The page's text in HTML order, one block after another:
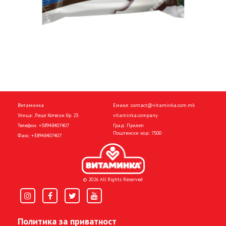
Витаминка
Улица: Леце Котески бр. 23
Телефон: +38948407407
Факс: +38948407407
Емаил: contact@vitaminka.com.mk
vitaminka.company
Град: Прилеп
Поштенски код: 7500
© 2026 All Rights Reserved
Политика за приватност